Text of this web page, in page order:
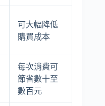
可大幅降低
購買成本
每次消費可
節省數十至
數百元